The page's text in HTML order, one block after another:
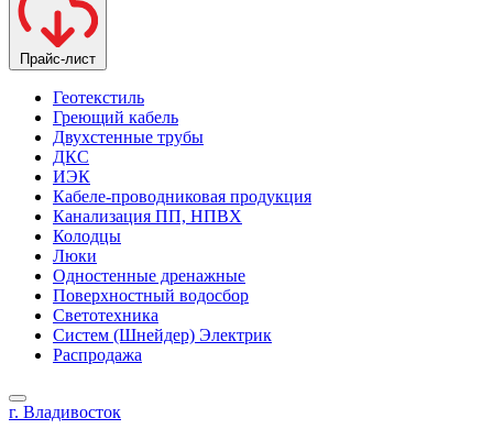
Прайс-лист
Геотекстиль
Греющий кабель
Двухстенные трубы
ДКС
ИЭК
Кабеле-проводниковая продукция
Канализация ПП, НПВХ
Колодцы
Люки
Одностенные дренажные
Поверхностный водосбор
Светотехника
Систем (Шнейдер) Электрик
Распродажа
г. Владивосток